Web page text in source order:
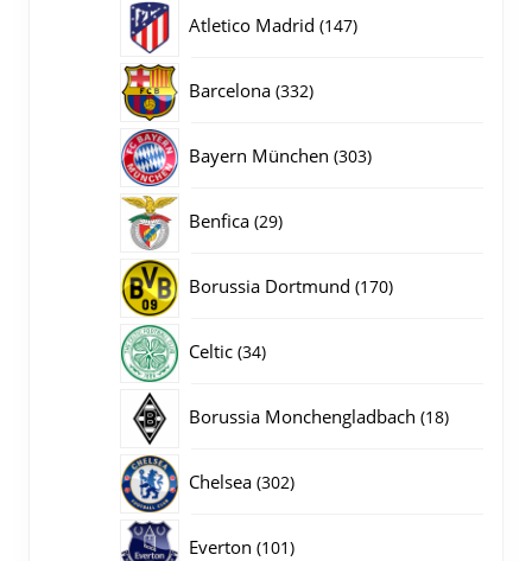
Atletico Madrid 147147
Barcelona 332332
Bayern München 303303
Benfica 2929
Borussia Dortmund 170170
Celtic 3434
Borussia Monchengladbach 1818
Chelsea 302302
Everton 101101